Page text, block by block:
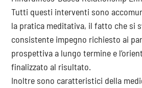
Tutti questi interventi sono
la pratica meditativa, il fatto che si
consistente impegno richiesto ai
prospettiva a lungo termine e
finalizzato al risultato.
Inoltre sono caratteristici della